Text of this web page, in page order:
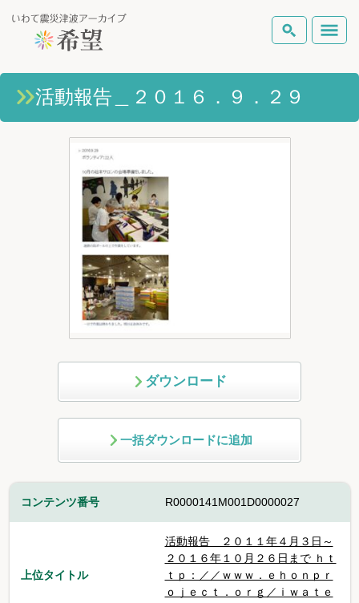
いわて震災津波アーカイブとは
ピックアップコンテンツ
Foreign Laguage
テーマから探す
活動報告＿２０１６．９．２９
ダウンロード
一括ダウンロードに追加
コンテンツ番号 R0000141M001D0000027
上位タイトル
活動報告 ２０１１年４月３日～
２０１６年１０月２６日まで ｈｔ
ｔｐ：／／ｗｗｗ．ｅｈｏｎｐｒ
ｏｊｅｃｔ．ｏｒｇ／ｉｗａｔｅ